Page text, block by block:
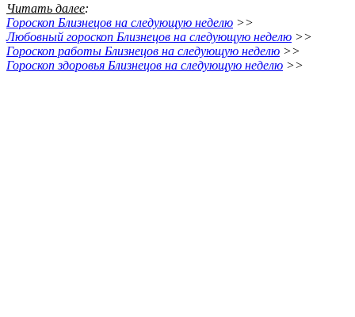
Читать далее:
Гороскоп Близнецов на следующую неделю >>
Любовный гороскоп Близнецов на следующую неделю >>
Гороскоп работы Близнецов на следующую неделю >>
Гороскоп здоровья Близнецов на следующую неделю >>